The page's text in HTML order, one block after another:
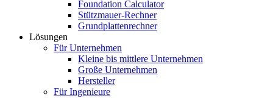
Foundation Calculator
Stützmauer-Rechner
Grundplattenrechner
Lösungen
Für Unternehmen
Kleine bis mittlere Unternehmen
Große Unternehmen
Hersteller
Für Ingenieure